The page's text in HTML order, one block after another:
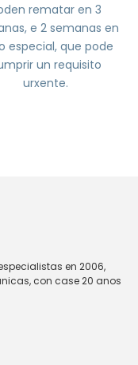
rematar en 3
e 2 semanas en
especial, que pode
un requisito
urxente.
en 2006,
con case 20 anos